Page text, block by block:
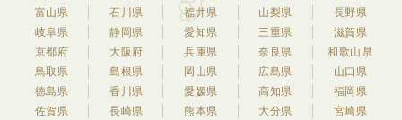
富山県
石川県 福井県 山梨県
長野県
岐阜県
静岡県 愛知県 三重県
滋賀県
京都府
大阪府 兵庫県 奈良県
和歌山県
鳥取県
島根県 岡山県 広島県
山口県
徳島県
香川県 愛媛県 高知県
福岡県
佐賀県
長崎県 熊本県 大分県
宮崎県